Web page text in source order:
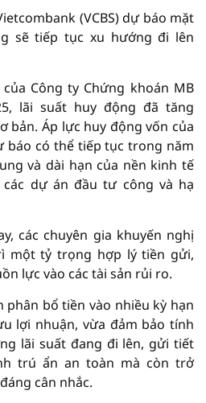
(VCBS) dự báo mặt
sẽ tiếp tục xu hướng đi lên
Công ty Chứng khoán MB
lãi suất huy động đã tăng
bản. Áp lực huy động vốn của
báo có thể tiếp tục trong năm
và dài hạn của nền kinh tế
dự án đầu tư công và hạ
các chuyên gia khuyến nghị
một tỷ trọng hợp lý tiền gửi,
lực vào các tài sản rủi ro.
bổ tiền vào nhiều kỳ hạn
lợi nhuận, vừa đảm bảo tính
lãi suất đang đi lên, gửi tiết
trú ẩn an toàn mà còn trở
cân nhắc.